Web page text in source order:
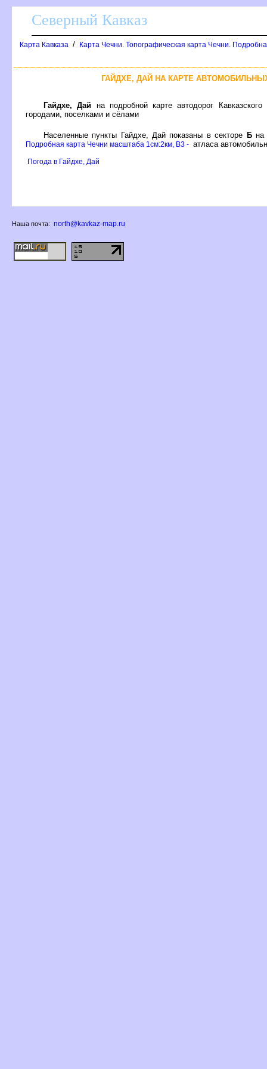
Северный Кавказ
Карта Кавказа / Карта Чечни. Топографическая карта Чечни.
ГАЙДХЕ, ДАЙ НА КАРТЕ
Гайдхе, Дай на подробной карте автодорог
ородами, поселками и сёлами
Населенные пункты Гайдхе, Дай показаны в секторе Бна
Подробная карта Чечни масштаба 1см:2км, B3 - атласа
Погода в Гайдхе, Дай
Наша почта: north@kavkaz-map.ru